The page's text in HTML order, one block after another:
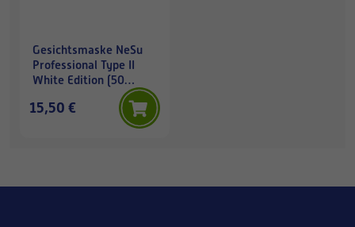
Gesichtsmaske NeSu
Professional Type II
White Edition (50
15,50 €